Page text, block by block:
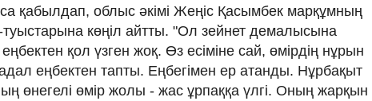
қабылдап, облыс әкімі Жеңіс Қасымбек марқұмның
туыстарына көңіл айтты. "Ол зейнет демалысына
қол үзген жоқ. Өз есіміне сай, өмірдің нұрын
еңбектен тапты. Еңбегімен ер атанды. Нұрбақыт
өнегелі өмір жолы - жас ұрпаққа үлгі. Оның жарқын